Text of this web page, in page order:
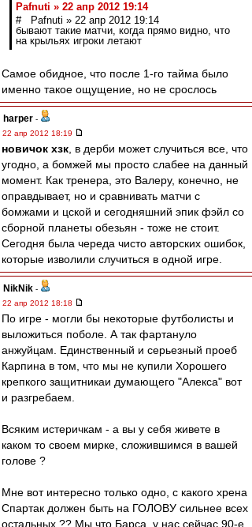
Pafnuti » 22 апр 2012 19:14
# Pafnuti » 22 апр 2012 19:14
бывают такие матчи, когда прямо видно, что
на крыльях игроки летают
Самое обидное, что после 1-го тайма было
именно такое ощущение, но не срослось
harper -
22 апр 2012 18:19
новичок хзк , в дерби может случиться все, что
угодно, а бомжей мы просто слабее на данный
момент. Как тренера, это Валеру, конечно, не
оправдывает, но и сравнивать матчи с
бомжами и цской и сегодняшний эпик фэйл со
сборной планеты обезьян - тоже не стоит.
Сегодня была череда чисто авторских ошибок,
которые изволили случиться в одной игре.
NikNik -
22 апр 2012 18:18
По игре - могли бы некоторые футболисты и
выложиться поболе. А так фартануло
анжуйцам. Единственный и серьезный проеб
Карпина в том, что мы не купили Хорошего
крепкого защитникаи думающего "Алекса" вот
и разгребаем.
Всяким истеричкам - а вы у себя живете в
каком то своем мирке, сложившимся в вашей
голове ?
Мне вот интересно только одно, с какого хрена
Спартак должен быть на ГОЛОВУ сильнее всех
остальных ?? Мы что Барса, у нас сейчас 90-е